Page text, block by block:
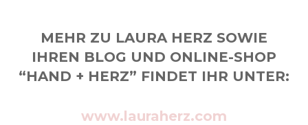
MEHR ZU LAURA HERZ SOWIE
IHREN BLOG UND ONLINE-SHOP
“HAND + HERZ” FINDET IHR UNTER:
www.lauraherz.com